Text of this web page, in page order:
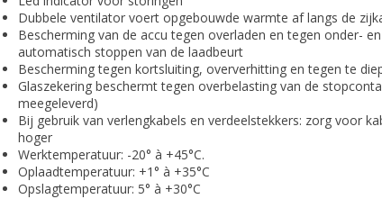
Dubbele ventilator voert opgebouwde warmte af langs de
Bescherming van de accu tegen overladen en tegen onder-
automatisch stoppen van de laadbeurt
Bescherming tegen kortsluiting, oververhitting en tegen te
Glaszekering beschermt tegen overbelasting van de
meegeleverd)
Bij gebruik van verlengkabels en verdeelstekkers: zorg voor
hoger
Werktemperatuur: -20° à +45°C.
Oplaadtemperatuur: +1° à +35°C
Opslagtemperatuur: 5° à +30°C